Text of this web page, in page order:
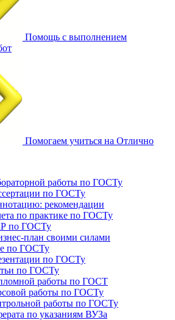
Помощь с выполнением
Помогаем учиться на Отлично
работы по ГОСТу
по ГОСТу
рекомендации
по практике по ГОСТу
по ГОСТу
план своими силами
по ГОСТу
по ГОСТу
по ГОСТу
работы по ГОСТ
работы по ГОСТу
работы по ГОСТу
по указаниям ВУЗа